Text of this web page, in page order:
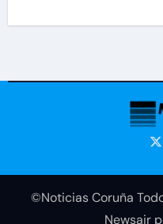
©Noticias Coruña
Newsair